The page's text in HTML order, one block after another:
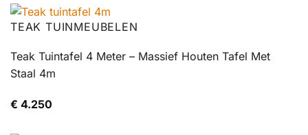
TEAK TUINMEUBELEN
Teak Tuintafel 4 Meter – Massief Houten Tafel Met
Staal 4m
€ 4.250